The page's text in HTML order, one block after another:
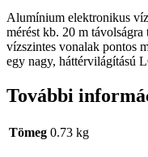
Alumínium elektronikus
mérést kb. 20 m
vízszintes vonalak pontos
egy nagy, háttérvilágítású
További
Tömeg 0.73 kg